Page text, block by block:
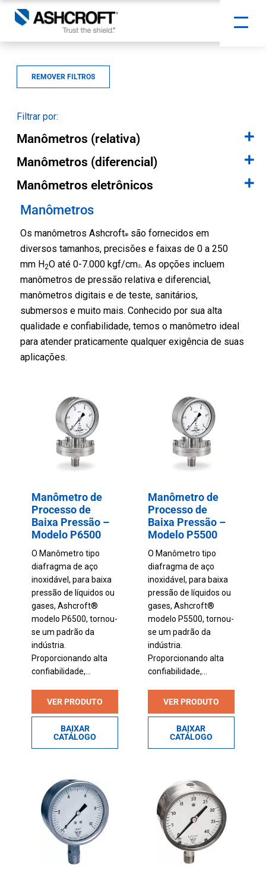
REMOVER FILTROS
Filtrar por:
Manômetros (relativa)
Manômetros (diferencial)
Manômetros eletrônicos
Manômetros
Os manômetros Ashcroft® são fornecidos em
diversos tamanhos, precisões e faixas de 0 a 250
mm H2O até 0-7.000 kgf/cm2. As opções incluem
manômetros de pressão relativa e diferencial,
manômetros digitais e de teste, sanitários,
submersos e muito mais. Conhecido por sua alta
qualidade e confiabilidade, temos o manômetro ideal
para atender praticamente qualquer exigência de suas
aplicações.
Manômetro de
Processo de
Baixa Pressão –
Modelo P6500
O Manômetro tipo
diafragma de aço
inoxidável, para baixa
pressão de líquidos ou
gases, Ashcroft®
modelo P6500, tornou-
se um padrão da
indústria.
Proporcionando alta
confiabilidade,...
VER PRODUTO
BAIXAR
CATÁLOGO
Manômetro de
Processo de
Baixa Pressão –
Modelo P5500
O Manômetro tipo
diafragma de aço
inoxidável, para baixa
pressão de líquidos ou
gases, Ashcroft®
modelo P5500, tornou-
se um padrão da
indústria.
Proporcionando alta
confiabilidade,...
VER PRODUTO
BAIXAR
CATÁLOGO